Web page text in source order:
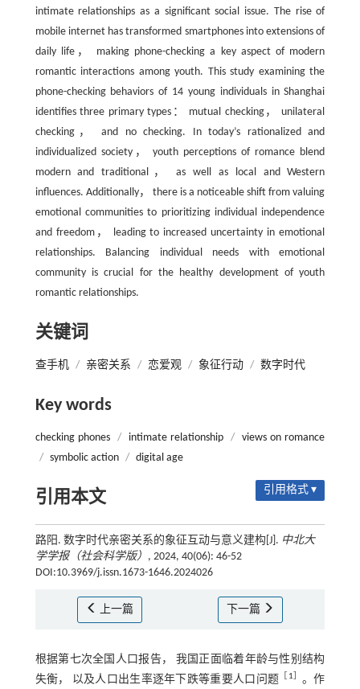
intimate relationships as a significant social issue. The rise of
mobile internet has transformed smartphones into extensions of
daily life， making phone-checking a key aspect of modern
romantic interactions among youth. This study examining the
phone-checking behaviors of 14 young individuals in Shanghai
identifies three primary types： mutual checking， unilateral
checking， and no checking. In today’s rationalized and
individualized society， youth perceptions of romance blend
modern and traditional， as well as local and Western
influences. Additionally， there is a noticeable shift from valuing
emotional communities to prioritizing individual independence
and freedom， leading to increased uncertainty in emotional
relationships. Balancing individual needs with emotional
community is crucial for the healthy development of youth
romantic relationships.
关键词
查手机 / 亲密关系 / 恋爱观 / 象征行动 / 数字时代
Key words
checking phones / intimate relationship /
views on romance
/ symbolic action / digital age
引用本文 引用格式 ▾
路阳. 数字时代亲密关系的象征互动与意义建构[J]. 中北大
学学报（社会科学版） , 2024, 40(06): 46-52
DOI:10.3969/j.issn.1673-1646.2024026
上一篇 下一篇
根据第七次全国人口报告， 我国正面临着年龄与性别结构
失衡， 以及人口出生率逐年下跌等重要人口问题
1
。作